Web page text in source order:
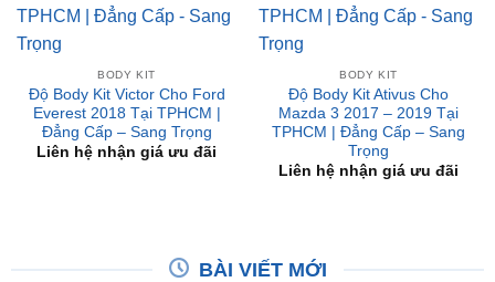
BODY KIT
Độ Body Kit Victor Cho Ford
Everest 2018 Tại TPHCM |
Đẳng Cấp – Sang Trọng
Liên hệ nhận giá ưu đãi
BODY KIT
Độ Body Kit Ativus Cho
Mazda 3 2017 – 2019 Tại
TPHCM | Đẳng Cấp – Sang
Trọng
Liên hệ nhận giá ưu đãi
BÀI VIẾT MỚI